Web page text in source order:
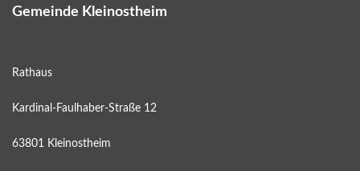
Gemeinde Kleinostheim
Rathaus
Kardinal-Faulhaber-Straße 12
63801 Kleinostheim